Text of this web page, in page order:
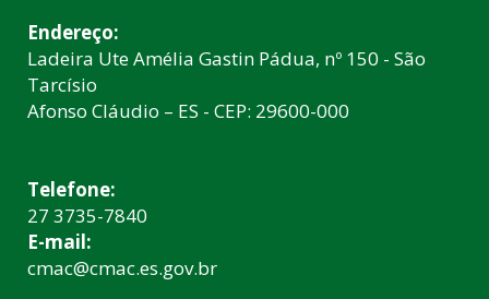
Endereço:
Ladeira Ute Amélia Gastin Pádua, nº 150 - São
Tarcísio
Afonso Cláudio – ES - CEP: 29600-000
Telefone:
27 3735-7840
E-mail:
cmac@cmac.es.gov.br